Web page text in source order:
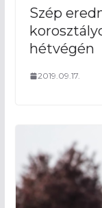
Szép
hétvégén
2019.09.17.